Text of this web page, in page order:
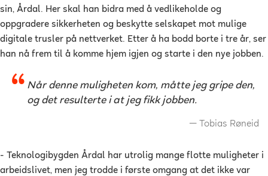
sin, Årdal. Her skal han bidra med å vedlikeholde og
oppgradere sikkerheten og beskytte selskapet mot mulige
digitale trusler på nettverket. Etter å ha bodd borte i tre år, ser
han nå frem til å komme hjem igjen og starte i den nye jobben.
Når denne muligheten kom, måtte jeg gripe den,
og det resulterte i at jeg fikk jobben.
Tobias Røneid
- Teknologibygden Årdal har utrolig mange flotte muligheter i
arbeidslivet, men jeg trodde i første omgang at det ikke var